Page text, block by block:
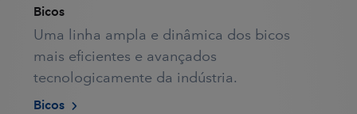
Bicos
Uma linha ampla e dinâmica dos bicos
mais eficientes e avançados
tecnologicamente da indústria.
Bicos